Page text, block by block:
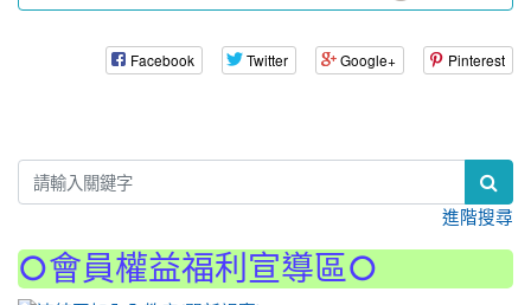
Facebook Twitter Google+ Pinterest
進階搜尋
○會員權益福利宣導區○